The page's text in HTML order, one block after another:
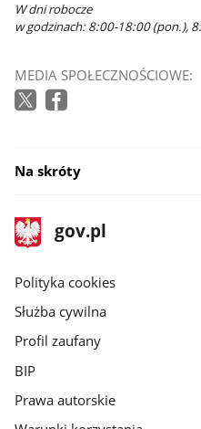
W dni robocze
w godzinach: 8:00-18:00 (pon.),
MEDIA SPOŁECZNOŚCIOWE:
Na skróty
stopka
gov.pl
Strona
gov.pl
gov.pl
Polityka cookies
Służba cywilna
Profil zaufany
BIP
Prawa autorskie